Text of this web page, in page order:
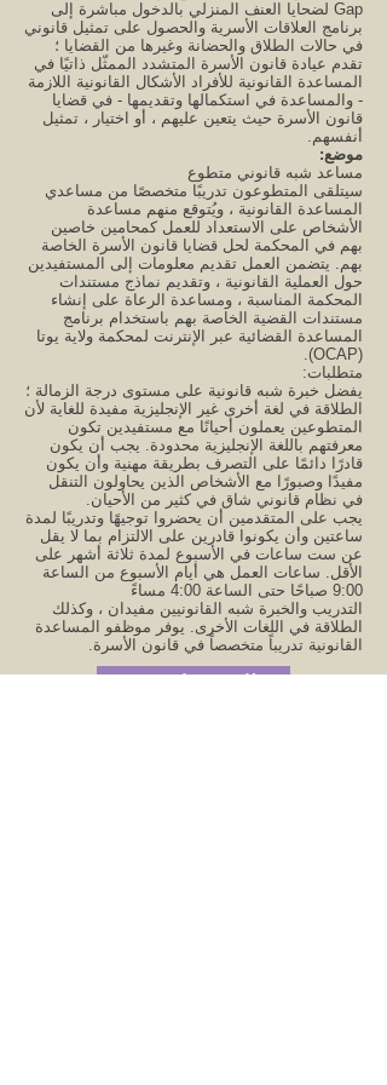
Gap لضحايا العنف المنزلي بالدخول مباشرة إلى
برنامج العلاقات الأسرية والحصول على تمثيل قانوني
في حالات الطلاق والحضانة وغيرها من القضايا ؛
تقدم عيادة قانون الأسرة المتشدد الممثّل ذاتيًا في
المساعدة القانونية للأفراد الأشكال القانونية اللازمة
- والمساعدة في استكمالها وتقديمها - في قضايا
قانون الأسرة حيث يتعين عليهم ، أو اختيار ، تمثيل
أنفسهم.
موضع:
مساعد شبه قانوني متطوع
سيتلقى المتطوعون تدريبًا متخصصًا من مساعدي
المساعدة القانونية ، ويُتوقع منهم مساعدة
الأشخاص على الاستعداد للعمل كمحامين خاصين
بهم في المحكمة لحل قضايا قانون الأسرة الخاصة
بهم. يتضمن العمل تقديم معلومات إلى المستفيدين
حول العملية القانونية ، وتقديم نماذج مستندات
المحكمة المناسبة ، ومساعدة الرعاة على إنشاء
مستندات القضية الخاصة بهم باستخدام برنامج
المساعدة القضائية عبر الإنترنت لمحكمة ولاية يوتا
(OCAP).
متطلبات:
يفضل خبرة شبه قانونية على مستوى درجة الزمالة ؛
الطلاقة في لغة أخرى غير الإنجليزية مفيدة للغاية لأن
المتطوعين يعملون أحيانًا مع مستفيدين تكون
معرفتهم باللغة الإنجليزية محدودة. يجب أن يكون
قادرًا دائمًا على التصرف بطريقة مهنية وأن يكون
مفيدًا وصبورًا مع الأشخاص الذين يحاولون التنقل
في نظام قانوني شاق في كثير من الأحيان.
يجب على المتقدمين أن يحضروا توجيهًا وتدريبًا لمدة
ساعتين وأن يكونوا قادرين على الالتزام بما لا يقل
عن ست ساعات في الأسبوع لمدة ثلاثة أشهر على
الأقل. ساعات العمل هي أيام الأسبوع من الساعة
9:00 صباحًا حتى الساعة 4:00 مساءً
التدريب والخبرة شبه القانونيين مفيدان ، وكذلك
الطلاقة في اللغات الأخرى. يوفر موظفو المساعدة
القانونية تدريباً متخصصاً في قانون الأسرة.
التسجيل من